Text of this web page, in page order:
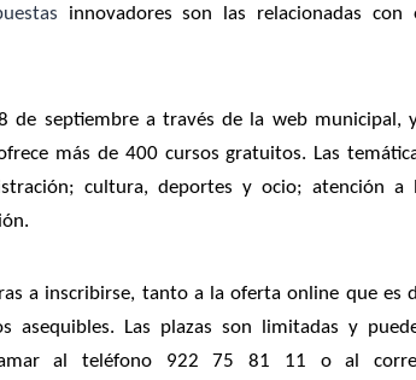
innovadores son las relacionadas con
de septiembre a través de la web municipal,
más de 400 cursos gratuitos. Las
cultura, deportes y ocio; atención a
a inscribirse, tanto a la oferta online que es
Las plazas son limitadas y
al teléfono 922 75 81 11 o al